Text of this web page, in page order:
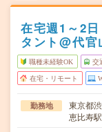
在宅週1～2
タント@代官
職種未経験OK 交
在宅・リモート
勤務地
東京都
恵比寿